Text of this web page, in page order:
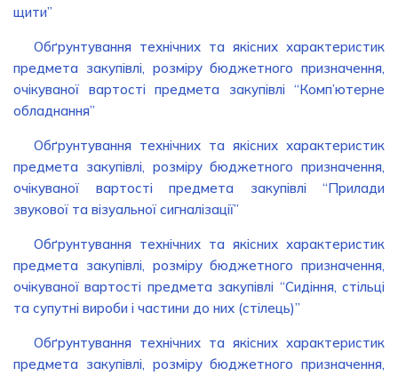
щити”
Обґрунтування технічних та якісних характеристик
предмета закупівлі, розміру бюджетного призначення,
очікуваної вартості предмета закупівлі “Комп’ютерне
обладнання”
Обґрунтування технічних та якісних характеристик
предмета закупівлі, розміру бюджетного призначення,
очікуваної вартості предмета закупівлі “Прилади
звукової та візуальної сигналізації”
Обґрунтування технічних та якісних характеристик
предмета закупівлі, розміру бюджетного призначення,
очікуваної вартості предмета закупівлі “Сидіння, стільці
та супутні вироби і частини до них (стілець)”
Обґрунтування технічних та якісних характеристик
предмета закупівлі, розміру бюджетного призначення,